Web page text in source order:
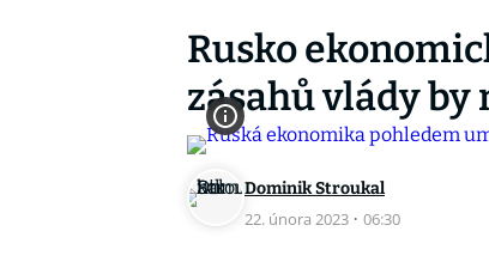
Rusko
zásahů vlády
Dominik Stroukal
22. února 2023 · 06:30